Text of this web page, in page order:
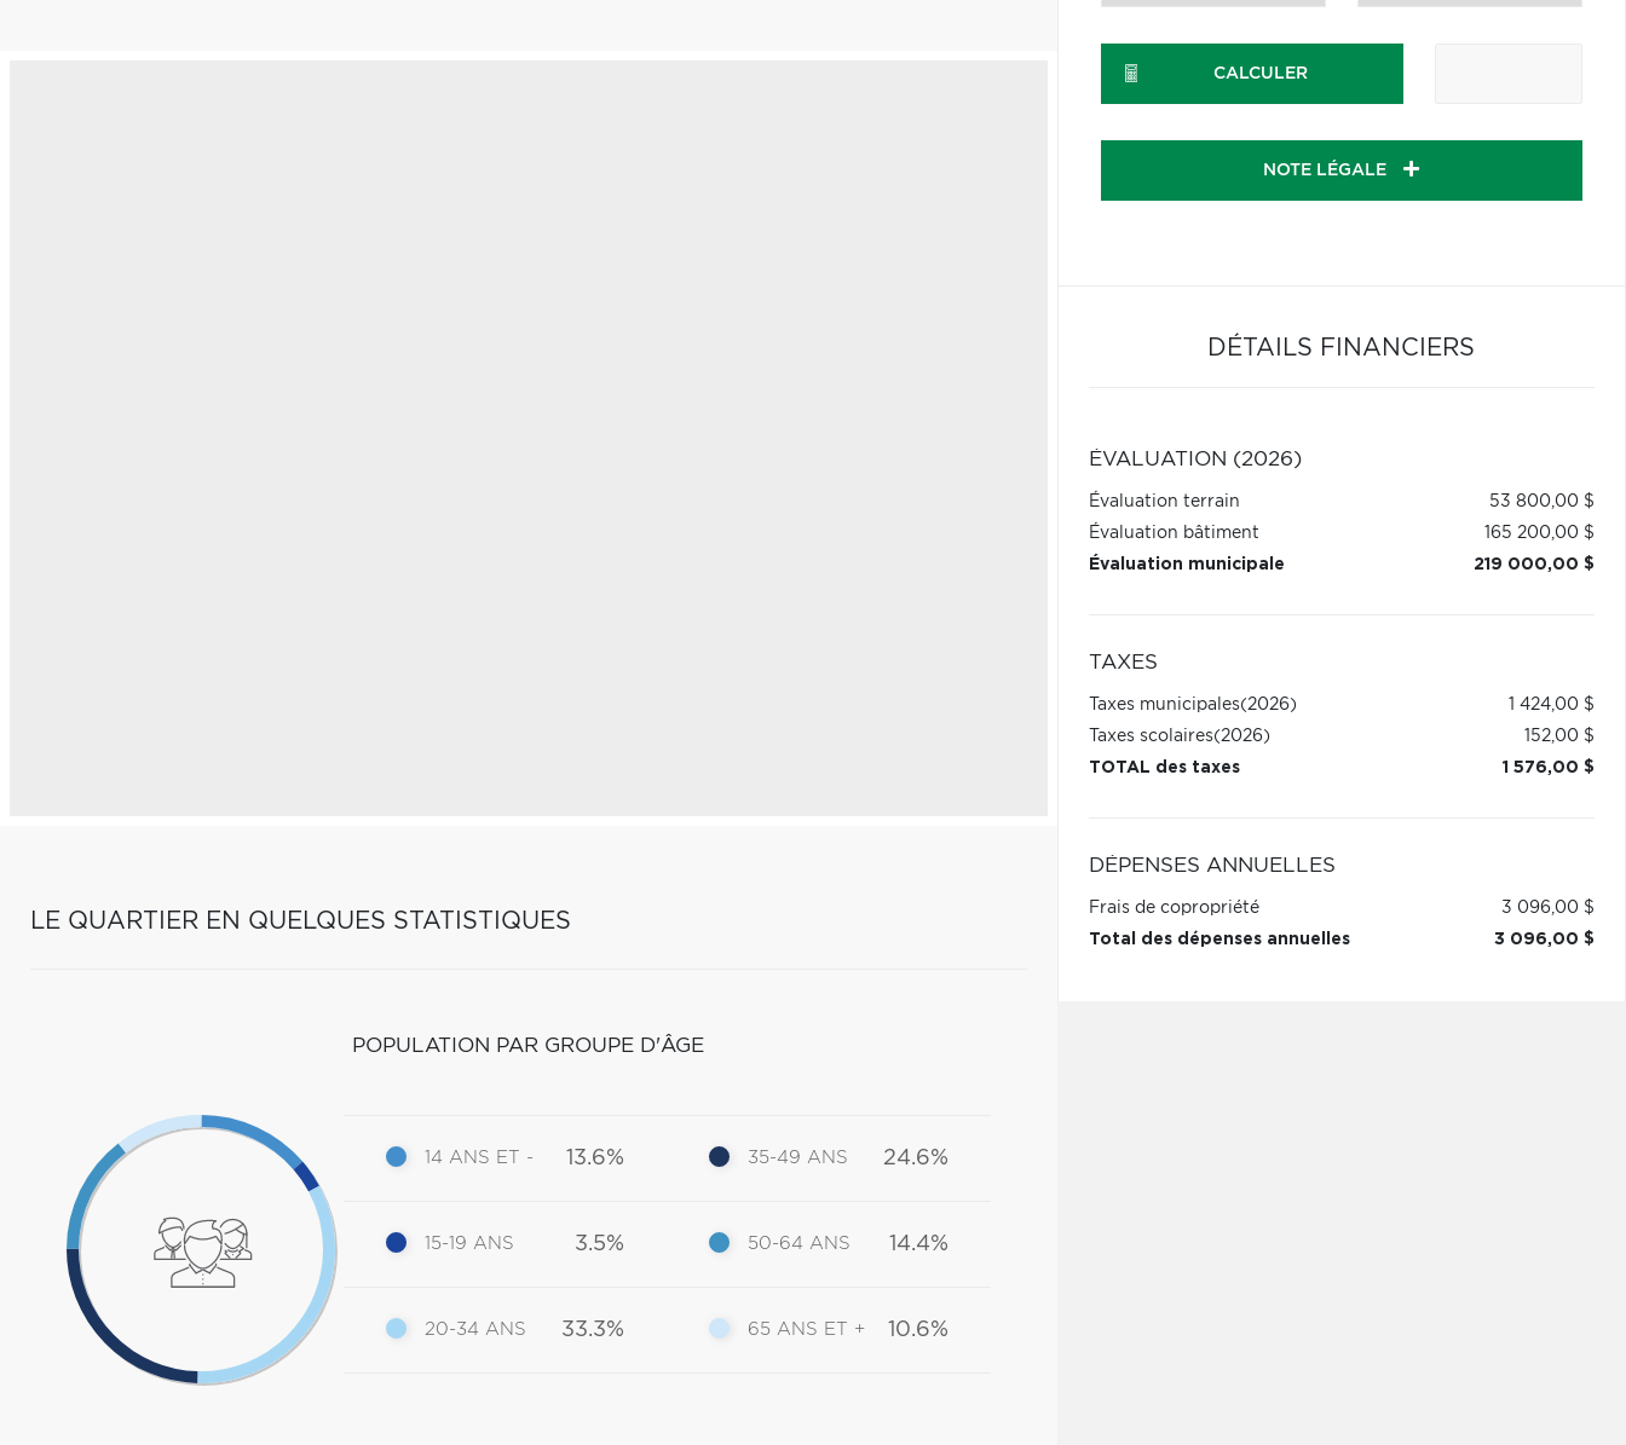
LE QUARTIER EN QUELQUES STATISTIQUES
POPULATION PAR GROUPE D'ÂGE
14 ANS ET - 13.6%
15-19 ANS 3.5%
20-34 ANS 33.3%
35-49 ANS 24.6%
50-64 ANS 14.4%
65 ANS ET + 10.6%
CALCULER
NOTE LÉGALE
DÉTAILS FINANCIERS
ÉVALUATION (2026)
Évaluation terrain
53 800,00 $
Évaluation bâtiment
165 200,00 $
Évaluation municipale
219 000,00 $
TAXES
Taxes municipales(2026)
1 424,00 $
Taxes scolaires(2026)
152,00 $
TOTAL des taxes
1 576,00 $
DÉPENSES ANNUELLES
Frais de copropriété
3 096,00 $
Total des dépenses annuelles
3 096,00 $